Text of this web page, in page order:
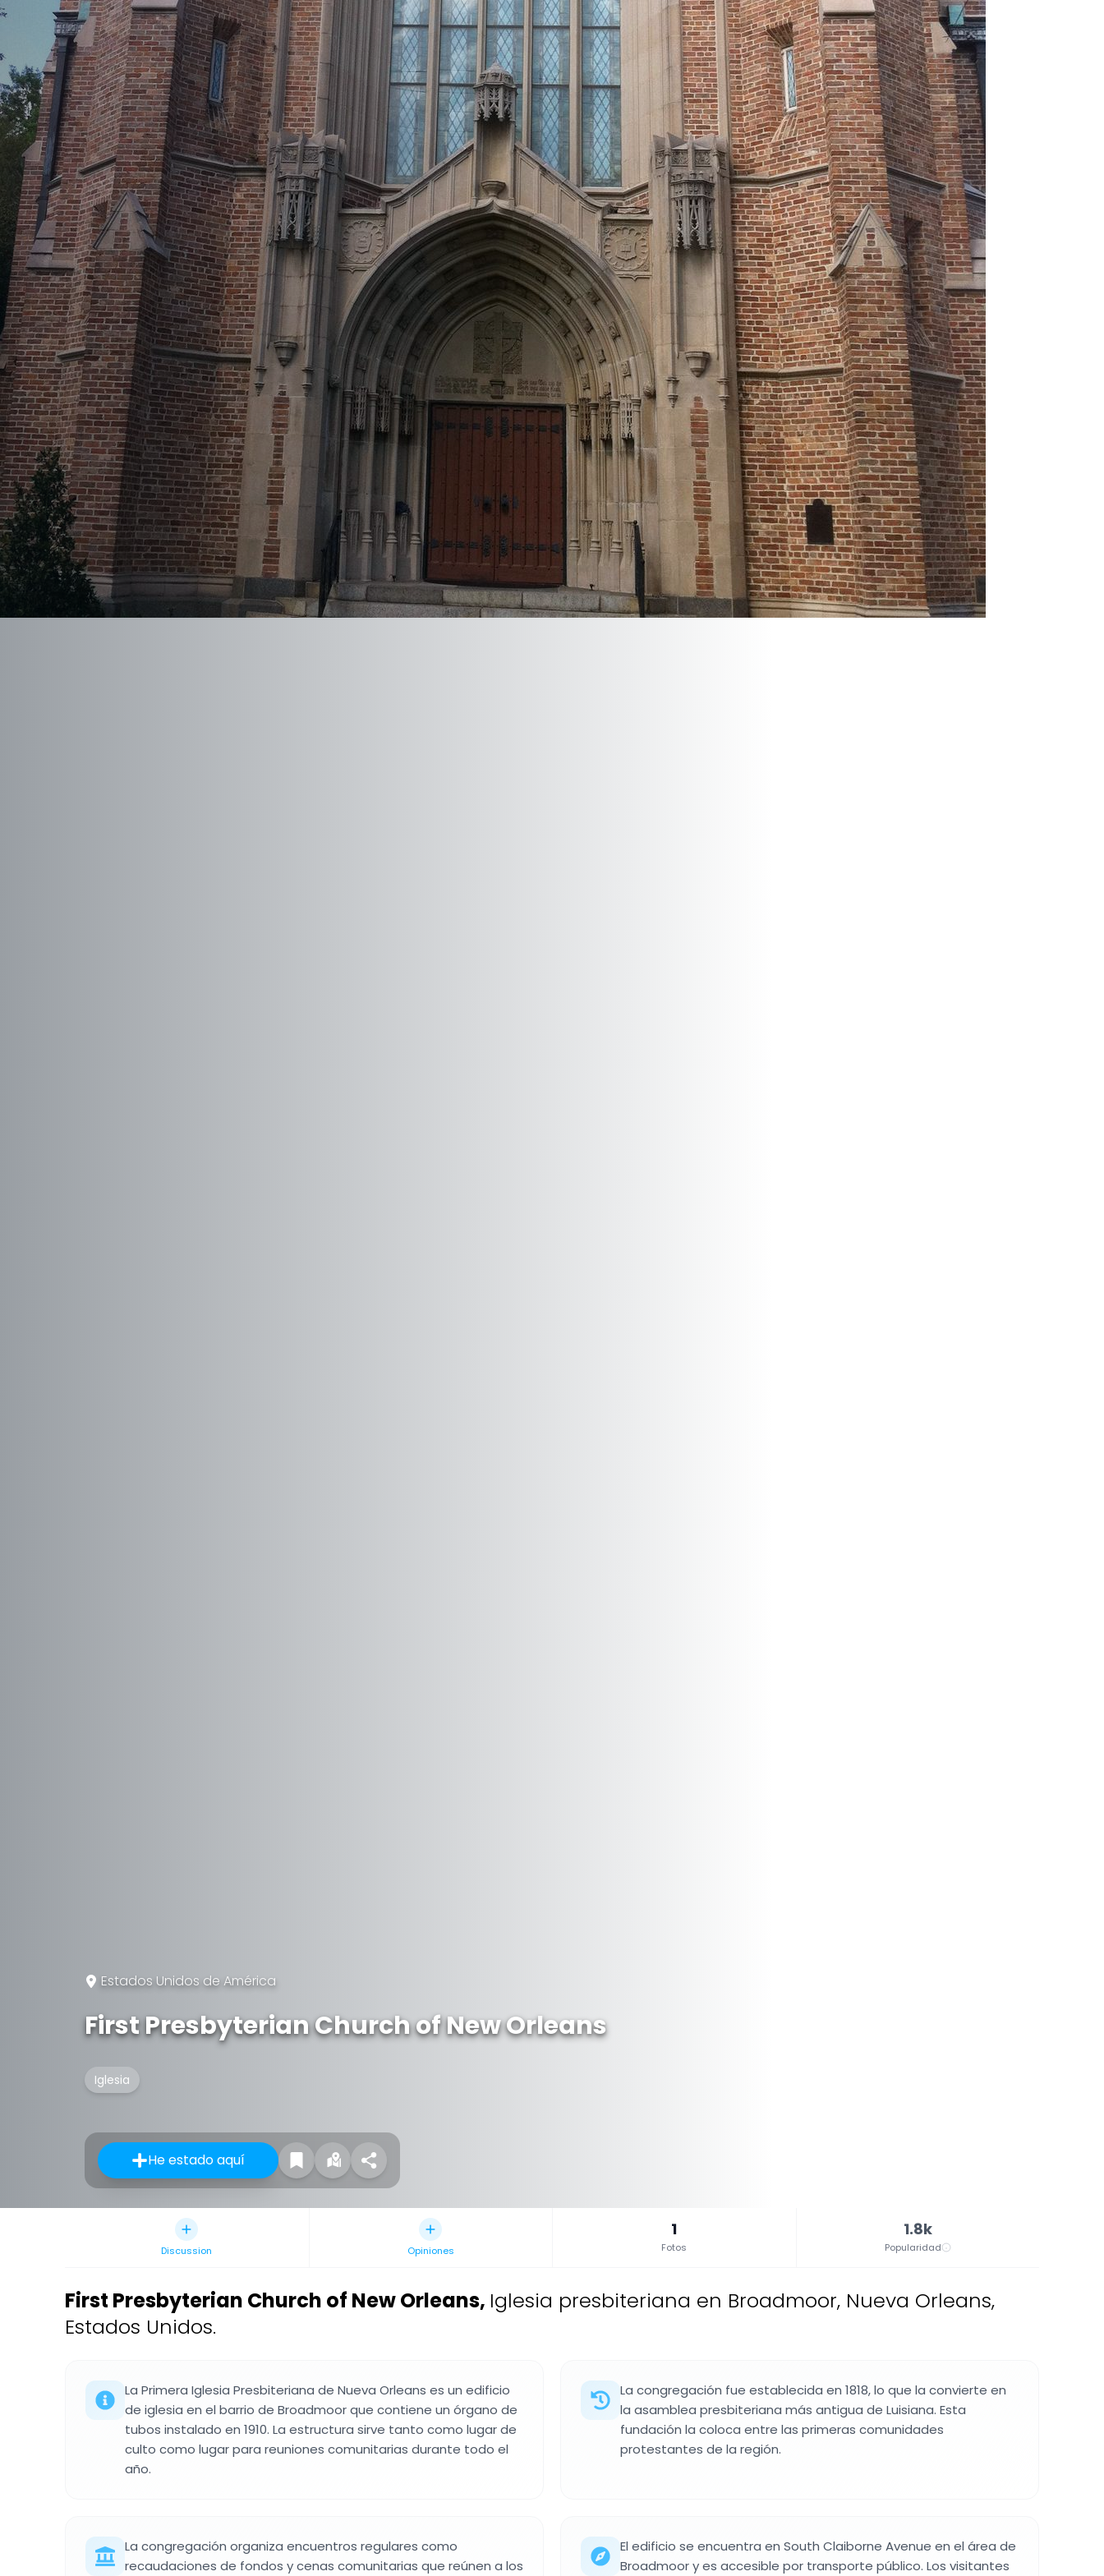
Estados Unidos de América
First Presbyterian Church of New Orleans
Iglesia
He estado aquí
Discussion Opiniones
1
Fotos
1.8k
Popularidad
First Presbyterian Church of New Orleans, Iglesia presbiteriana en Broadmoor, Nueva Orleans,
Estados Unidos.
La Primera Iglesia Presbiteriana de Nueva Orleans es un edificio
de iglesia en el barrio de Broadmoor que contiene un órgano de
tubos instalado en 1910. La estructura sirve tanto como lugar de
culto como lugar para reuniones comunitarias durante todo el
año.
La congregación fue establecida en 1818, lo que la convierte en
la asamblea presbiteriana más antigua de Luisiana. Esta
fundación la coloca entre las primeras comunidades
protestantes de la región.
La congregación organiza encuentros regulares como
recaudaciones de fondos y cenas comunitarias que reúnen a los
El edificio se encuentra en South Claiborne Avenue en el área de
Broadmoor y es accesible por transporte público. Los visitantes